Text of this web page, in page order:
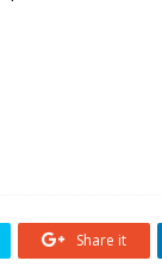
Share it